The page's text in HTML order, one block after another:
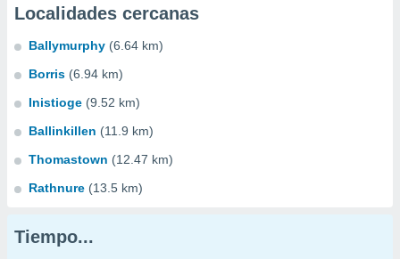
Localidades cercanas
Ballymurphy (6.64 km)
Borris (6.94 km)
Inistioge (9.52 km)
Ballinkillen (11.9 km)
Thomastown (12.47 km)
Rathnure (13.5 km)
Tiempo...